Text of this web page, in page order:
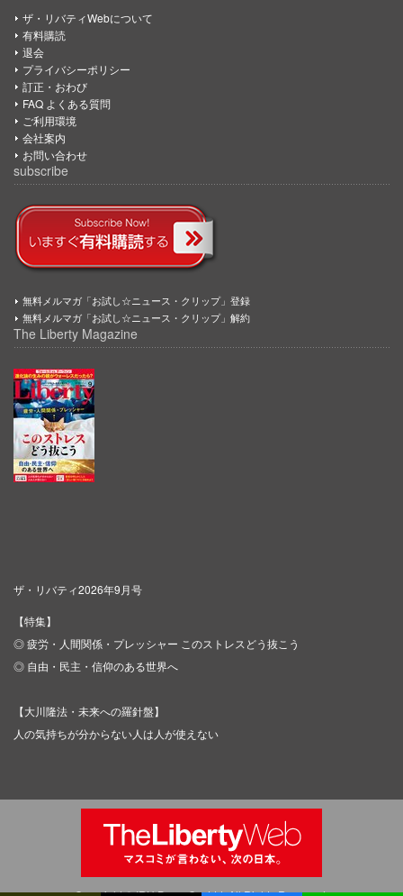
ザ・リバティWebについて
有料購読
退会
プライバシーポリシー
訂正・おわび
FAQ よくある質問
ご利用環境
会社案内
お問い合わせ
subscribe
無料メルマガ「お試し☆ニュース・クリップ」登録
無料メルマガ「お試し☆ニュース・クリップ」解約
The Liberty Magazine
ザ・リバティ2026年9月号
【特集】
◎ 疲労・人間関係・プレッシャー このストレスどう抜こう
◎ 自由・民主・信仰のある世界へ
【大川隆法・未来への羅針盤】
人の気持ちが分からない人は人が使えない